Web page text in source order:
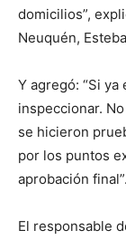
domicilios”,
Neuquén,
Y agregó: “Si
inspeccionar.
se hicieron
por los puntos
aprobación final”.
El responsable